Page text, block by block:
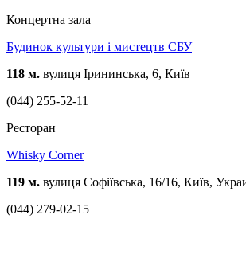
Концертна зала
Будинок культури і мистецтв СБУ
118 м. вулиця Ірининська, 6, Київ
(044) 255-52-11
Ресторан
Whisky Corner
119 м. вулиця Софіївська, 16/16, Київ,
(044) 279-02-15